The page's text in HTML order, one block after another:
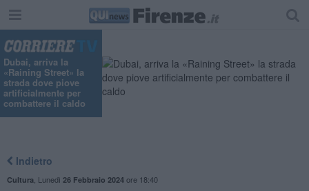
Dubai, arriva la
«Raining Street» la
strada dove piove
artificialmente per
combattere il caldo
Indietro
Cultura Lunedì 26 Febbraio 2024ore 18:40